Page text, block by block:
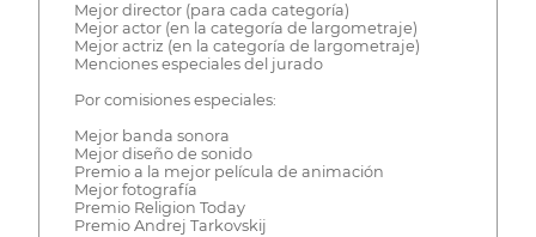
Mejor director (para cada categoría)
Mejor actor (en la categoría de largometraje)
Mejor actriz (en la categoría de largometraje)
Menciones especiales del jurado
Por comisiones especiales:
Mejor banda sonora
Mejor diseño de sonido
Premio a la mejor película de animación
Mejor fotografía
Premio Religion Today
Premio Andrej Tarkovskij